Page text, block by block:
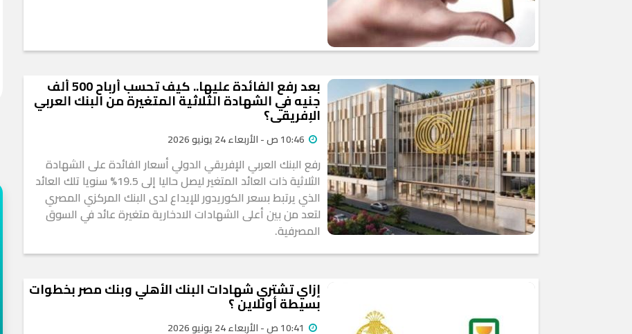
بعد رفع الفائدة عليها.. كيف تحسب أرباح 500 ألف
جنيه في الشهادة الثلاثية المتغيرة من البنك العربي
الإفريقي؟
رفع البنك العربي الإفريقي الدولي أسعار الفائدة على الشهادة
الثلاثية ذات العائد المتغير ليصل حاليا إلى 19.5% سنويا تلك العائد
الذي يرتبط بسعر الكوريدور للإيداع لدى البنك المركزي المصري
لتعد من بين أعلى الشهادات الادخارية متغيرة عائد في السوق
المصرفية.
إزاي تشتري شهادات البنك الأهلي وبنك مصر بخطوات
بسيطة أونلاين ؟